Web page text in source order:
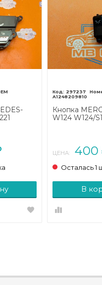
297237
A1248209810
Кнопка
W124 W124/
ЦЕНА: 400
Осталась 1
В